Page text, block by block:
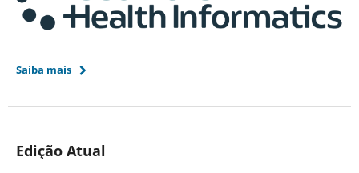
Saiba mais
Edição Atual